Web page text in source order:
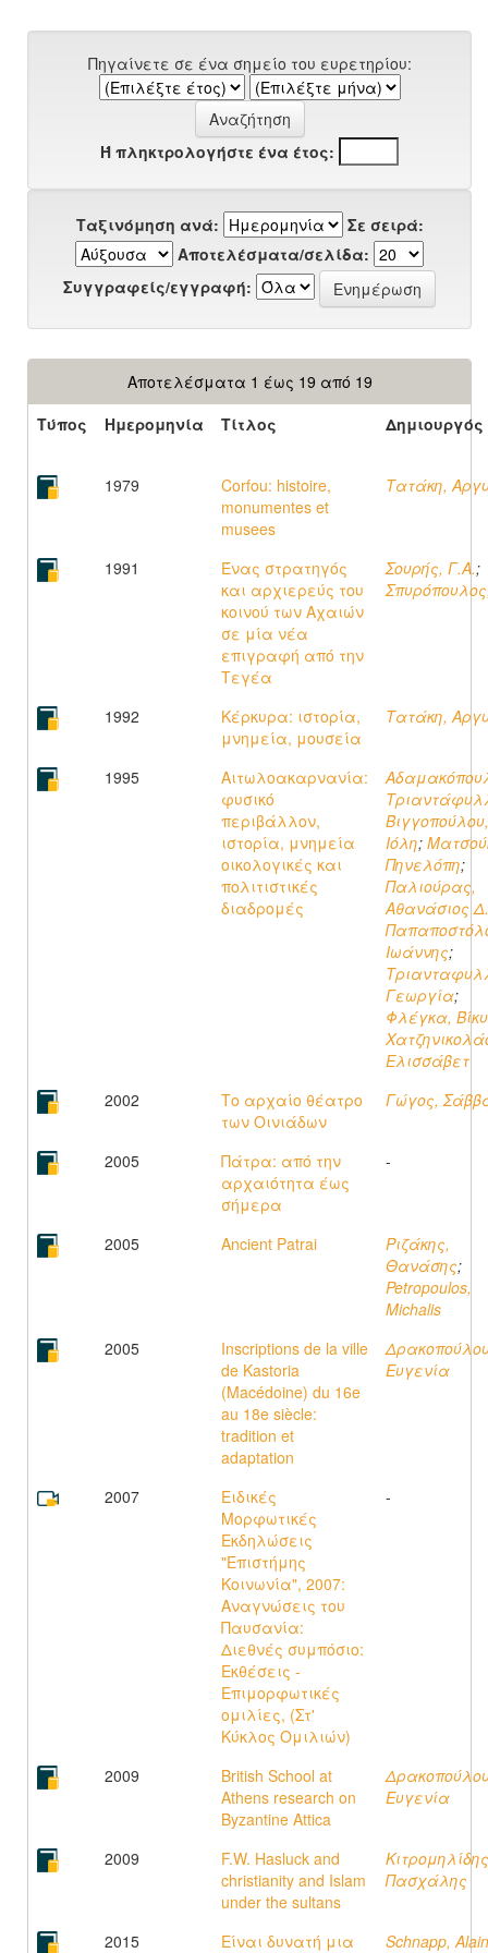
Πηγαίνετε σε ένα σημείο του ευρετηρίου:
Ή πληκτρολογήστε ένα έτος:
Ταξινόμηση ανά:
Σε σειρά:
Αποτελέσματα/σελίδα:
Συγγραφείς/εγγραφή:
Αποτελέσματα 1 έως 19 από 19
Τύπος
Ημερομηνία Τίτλος Δημιουργός
1979
Corfou: histoire,
monumentes et
musees
Τατάκη,
1991
Ένας στρατηγός
και αρχιερεύς του
κοινού των Αχαιών
σε μία νέα
επιγραφή από την
Τεγέα
Σουρής, Γ.Α.;
1992
Κέρκυρα: ιστορία,
μνημεία, μουσεία
Τατάκη,
1995
Αιτωλοακαρνανία:
φυσικό
περιβάλλον,
ιστορία, μνημεία
οικολογικές και
πολιτιστικές
διαδρομές
Βιγγοπούλου,
Ιόλη;
Πηνελόπη;
Παλιούρας,
Αθανάσιος Δ.
Ιωάννης;
Γεωργία;
Φλέγκα, Βίκυ
Ελισσάβετ
2002
Το αρχαίο θέατρο
των Οινιάδων
Γώγος,
2005
Πάτρα: από την
αρχαιότητα έως
σήμερα
-
2005 Ancient Patrai
Ριζάκης,
Θανάσης;
Petropoulos,
Michalis
2005
Inscriptions de la ville
de Kastoria
(Macédoine) du 16e
au 18e siècle:
tradition et
adaptation
Ευγενία
2007
Ειδικές
Μορφωτικές
Εκδηλώσεις
"Επιστήμης
Κοινωνία", 2007:
Αναγνώσεις του
Παυσανία:
Διεθνές συμπόσιο:
Εκθέσεις -
Επιμορφωτικές
ομιλίες, (Στ'
Κύκλος Ομιλιών)
-
2009
British School at
Athens research on
Byzantine Attica
Ευγενία
2009
F.W. Hasluck and
christianity and Islam
under the sultans
Πασχάλης
2015
Είναι δυνατή μια
Schnapp, Alain